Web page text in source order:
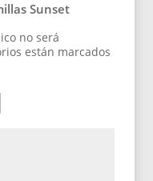
Sunset
no será
están marcados